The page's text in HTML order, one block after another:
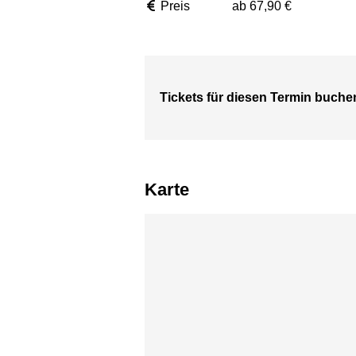
Preis ab 67,90 €
Tickets für diesen Termin
Karte